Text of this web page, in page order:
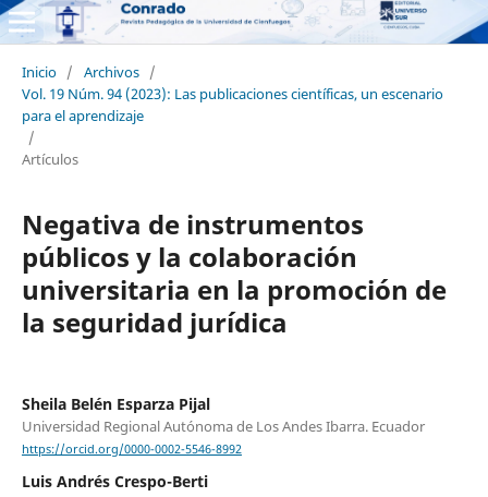
Inicio / Archivos /
Vol. 19 Núm. 94 (2023): Las publicaciones científicas, un escenario
para el aprendizaje
/
Artículos
Negativa de instrumentos
públicos y la colaboración
universitaria en la promoción de
la seguridad jurídica
Sheila Belén Esparza Pijal
Universidad Regional Autónoma de Los Andes Ibarra. Ecuador
https://orcid.org/0000-0002-5546-8992
Luis Andrés Crespo-Berti